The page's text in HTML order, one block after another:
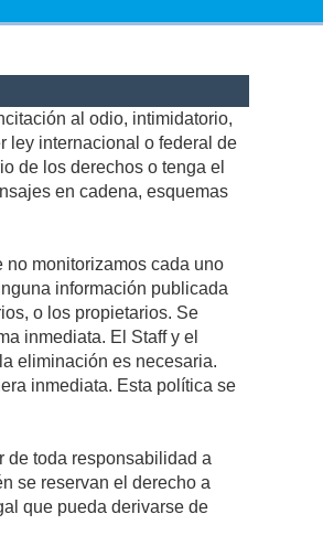
al odio, intimidatorio,
ley internacional o federal de
de los derechos o tenga el
en cadena, esquemas
no monitorizamos cada uno
información publicada
o los propietarios. Se
inmediata. El Staff y el
eliminación es necesaria.
inmediata. Esta política se
de toda responsabilidad a
se reservan el derecho a
que pueda derivarse de